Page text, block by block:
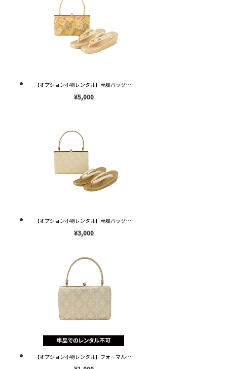
【オプション小物レンタル】草履バッグセット 菊柄 3枚芯 ゴールド Lサイズ(24-24.5cm ) OZ047 ※送料¥2,000※
¥5,000
【オプション小物レンタル】草履バッグセット ゴールド フリーサイズ(22-24.5cm ) OZ048 ※送料¥2,000※
¥3,000
【オプション小物レンタル】フォーマル用バッグのみ OB010 ※単品レンタル不可※